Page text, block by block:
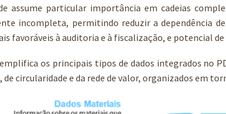
assume particular importância em cadeias
incompleta, permitindo reduzir a dependência
favoráveis à auditoria e à fiscalização, e potencial
os principais tipos de dados integrados no
circularidade e da rede de valor, organizados em